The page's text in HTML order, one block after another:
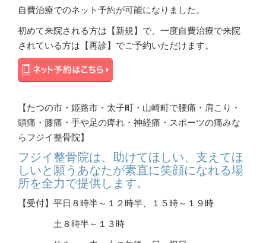
自費治療でのネット予約が可能になりました。
初めて来院される方は【新規】で、一度自費治療で来院
されている方は【再診】でご予約いただけます。
【たつの市・姫路市・太子町・山崎町で腰痛・肩こり・
頭痛・膝痛・手や足の痺れ・神経痛・スポーツの痛みな
らフジイ整骨院】
フジイ整骨院は、助けてほしい、支えてほ
しいと願うあなたが素直に笑顔になれる場
所を全力で提供します。
【受付】平日８時半～１２時半、１５時～１９時
土８時半～１３時